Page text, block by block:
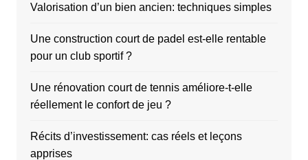
Valorisation d’un bien ancien: techniques simples
Une construction court de padel est-elle rentable
pour un club sportif ?
Une rénovation court de tennis améliore-t-elle
réellement le confort de jeu ?
Récits d’investissement: cas réels et leçons
apprises